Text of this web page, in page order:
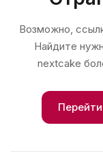
Возможно,
Найдите
nextcake